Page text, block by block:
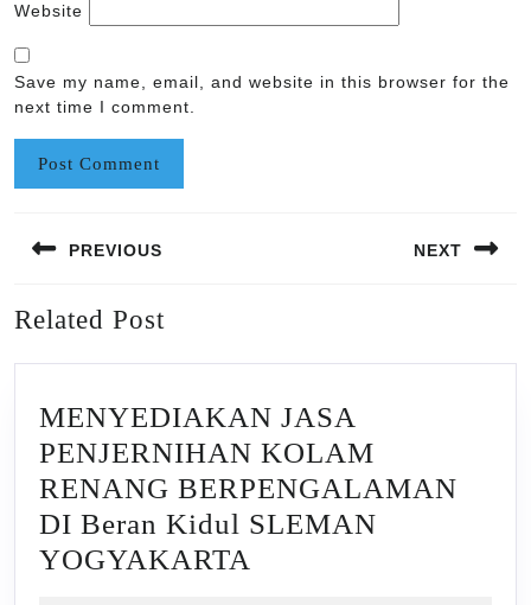
Website
Save my name, email, and website in this browser for the
next time I comment.
navigation
PREVIOUS
post:
NEXT
Related Post
MENYEDIAKAN JASA
PENJERNIHAN KOLAM
RENANG BERPENGALAMAN
DI Beran Kidul SLEMAN
YOGYAKARTA